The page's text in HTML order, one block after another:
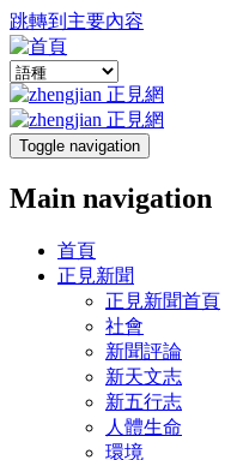
跳轉到主要內容
Toggle navigation
Main navigation
首頁
正見新聞
正見新聞首頁
社會
新聞評論
新天文志
新五行志
人體生命
環境